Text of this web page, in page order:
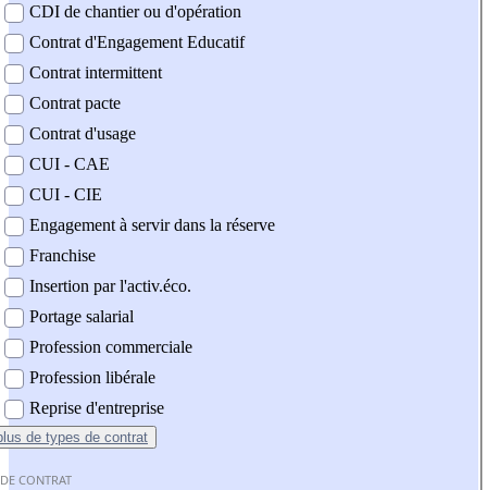
CDI de chantier ou d'opération
Contrat d'Engagement Educatif
Contrat intermittent
Contrat pacte
Contrat d'usage
CUI - CAE
CUI - CIE
Engagement à servir dans la réserve
Franchise
Insertion par l'activ.éco.
Portage salarial
Profession commerciale
Profession libérale
Reprise d'entreprise
de types de contrat
CONTRAT